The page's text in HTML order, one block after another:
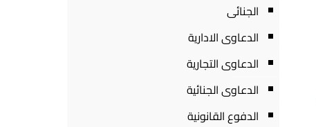
الجنائى
الدعاوى الادارية
الدعاوى التجارية
الدعاوى الجنائية
الدفوع القانونية